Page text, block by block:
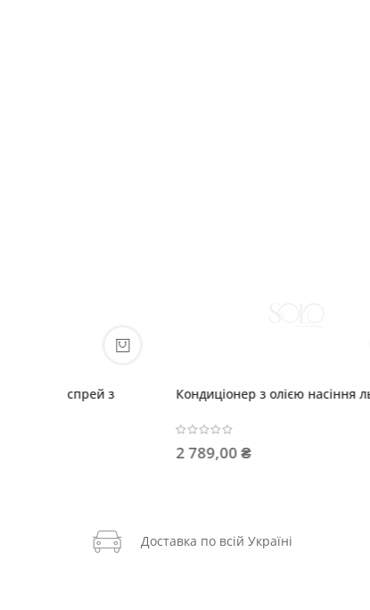
Тонувальна маска ELECTRIC BLUE
Доставка по всій Україні